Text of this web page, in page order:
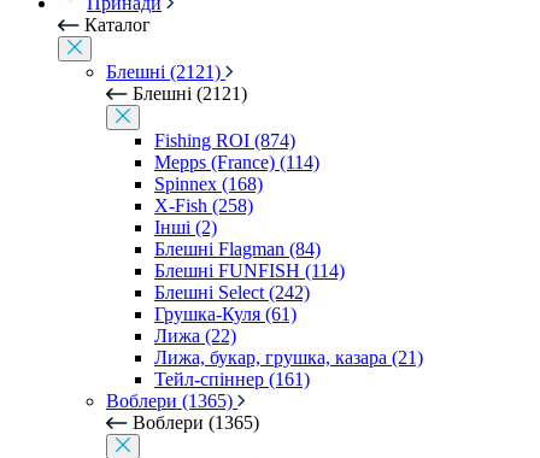
Каталог
Блешні (2121)
Блешні (2121)
Fishing ROI (874)
Mepps (France) (114)
Spinnex (168)
X-Fish (258)
Інші (2)
Блешні Flagman (84)
Блешні FUNFISH (114)
Блешні Select (242)
Грушка-Куля (61)
Лижа (22)
Лижа, букар, грушка, казара (21)
Тейл-спіннер (161)
Воблери (1365)
Воблери (1365)